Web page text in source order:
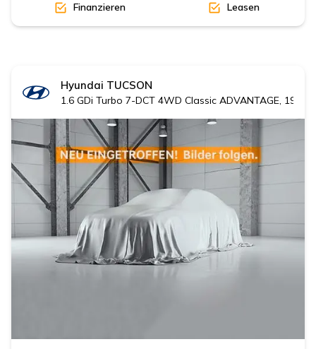
Finanzieren Leasen
Hyundai TUCSON
1.6 GDi Turbo 7-DCT 4WD Classic ADVANTAGE, 19'